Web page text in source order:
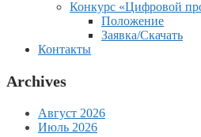
Конкурс «Цифровой
Положение
Заявка/Скачать
Контакты
Archives
Август 2026
Июль 2026